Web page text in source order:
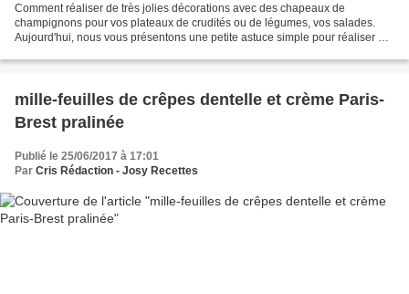
Comment réaliser de très jolies décorations avec des chapeaux de
champignons pour vos plateaux de crudités ou de légumes, vos salades.
Aujourd'hui, nous vous présentons une petite astuce simple pour réaliser de
mille-feuilles de crêpes dentelle et crème Paris-
Brest pralinée
Publié le 25/06/2017 à 17:01
Par Cris Rédaction - Josy Recettes